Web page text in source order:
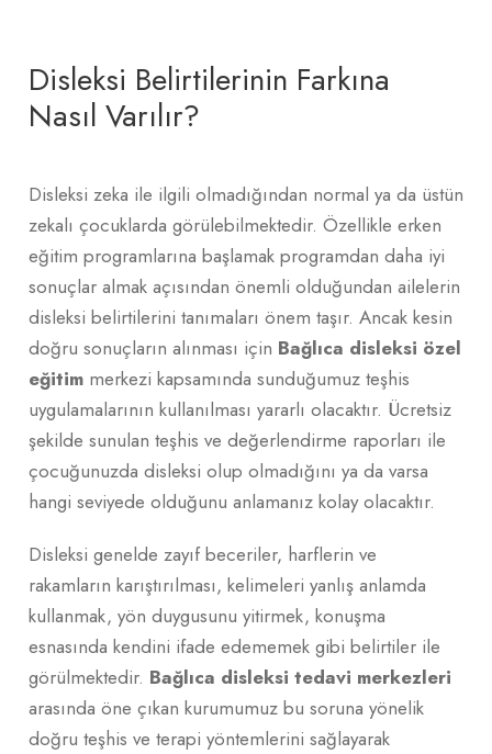
Disleksi Belirtilerinin Farkına
Nasıl Varılır?
Disleksi zeka ile ilgili olmadığından normal ya da üstün
zekalı çocuklarda görülebilmektedir. Özellikle erken
eğitim programlarına başlamak programdan daha iyi
sonuçlar almak açısından önemli olduğundan ailelerin
disleksi belirtilerini tanımaları önem taşır. Ancak kesin
doğru sonuçların alınması için Bağlıca disleksi özel
eğitim merkezi kapsamında sunduğumuz teşhis
uygulamalarının kullanılması yararlı olacaktır. Ücretsiz
şekilde sunulan teşhis ve değerlendirme raporları ile
çocuğunuzda disleksi olup olmadığını ya da varsa
hangi seviyede olduğunu anlamanız kolay olacaktır.
Disleksi genelde zayıf beceriler, harflerin ve
rakamların karıştırılması, kelimeleri yanlış anlamda
kullanmak, yön duygusunu yitirmek, konuşma
esnasında kendini ifade edememek gibi belirtiler ile
görülmektedir. Bağlıca disleksi tedavi merkezleri
arasında öne çıkan kurumumuz bu soruna yönelik
doğru teşhis ve terapi yöntemlerini sağlayarak